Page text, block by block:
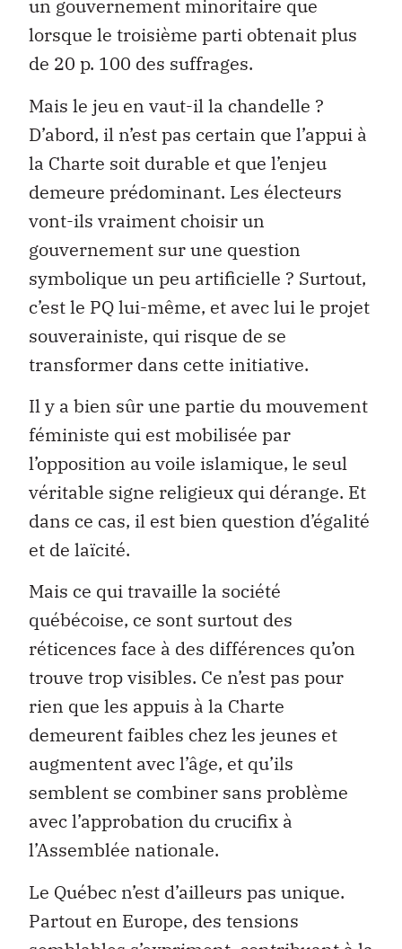
un gouvernement minoritaire que
lorsque le troisième parti obtenait plus
de 20 p. 100 des suffrages.
Mais le jeu en vaut-il la chandelle ?
D’abord, il n’est pas certain que l’appui à
la Charte soit durable et que l’enjeu
demeure prédominant. Les électeurs
vont-ils vraiment choisir un
gouvernement sur une question
symbolique un peu artificielle ? Surtout,
c’est le PQ lui-même, et avec lui le projet
souverainiste, qui risque de se
transformer dans cette initiative.
Il y a bien sûr une partie du mouvement
féministe qui est mobilisée par
l’opposition au voile islamique, le seul
véritable signe religieux qui dérange. Et
dans ce cas, il est bien question d’égalité
et de laïcité.
Mais ce qui travaille la société
québécoise, ce sont surtout des
réticences face à des différences qu’on
trouve trop visibles. Ce n’est pas pour
rien que les appuis à la Charte
demeurent faibles chez les jeunes et
augmentent avec l’âge, et qu’ils
semblent se combiner sans problème
avec l’approbation du crucifix à
l’Assemblée nationale.
Le Québec n’est d’ailleurs pas unique.
Partout en Europe, des tensions